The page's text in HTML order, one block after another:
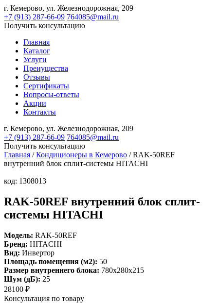
г. Кемерово, ул. Железнодорожная, 209
+7 (913) 287-66-09 764085@mail.ru
Получить консультацию
Главная
Каталог
Услуги
Преиущества
Отзывы
Сертификаты
Вопросы-ответы
Акции
Контакты
г. Кемерово, ул. Железнодорожная, 209
+7 (913) 287-66-09 764085@mail.ru
Получить консультацию
Главная /Кондиционеры в Кемерово / RAK-50REF
внутренний блок сплит-системы HITACHI
код: 1308013
RAK-50REF внутренний блок сплит-
системы HITACHI
Модель: RAK-50REF
Бренд: HITACHI
Вид: Инвертор
Площадь помещения (м2): 50
Размер внутреннего блока: 780х280х215
Шум (дБ): 25
28100 ₽
Консультация по товару